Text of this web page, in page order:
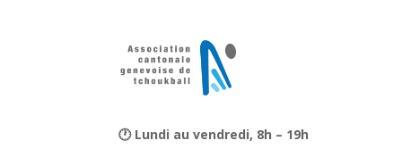
🕐 Lundi au vendredi, 8h – 19h